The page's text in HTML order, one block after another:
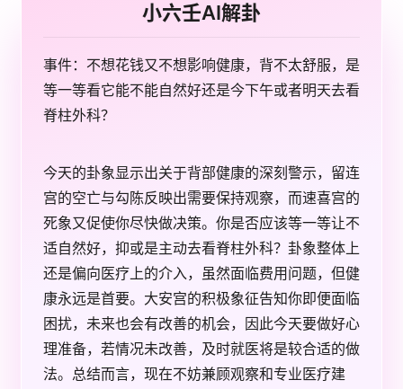
小六壬AI解卦
事件：不想花钱又不想影响健康，背不太舒服，是
等一等看它能不能自然好还是今下午或者明天去看
脊柱外科？
今天的卦象显示出关于背部健康的深刻警示，留连
宫的空亡与勾陈反映出需要保持观察，而速喜宫的
死象又促使你尽快做决策。你是否应该等一等让不
适自然好，抑或是主动去看脊柱外科？卦象整体上
还是偏向医疗上的介入，虽然面临费用问题，但健
康永远是首要。大安宫的积极象征告知你即便面临
困扰，未来也会有改善的机会，因此今天要做好心
理准备，若情况未改善，及时就医将是较合适的做
法。总结而言，现在不妨兼顾观察和专业医疗建